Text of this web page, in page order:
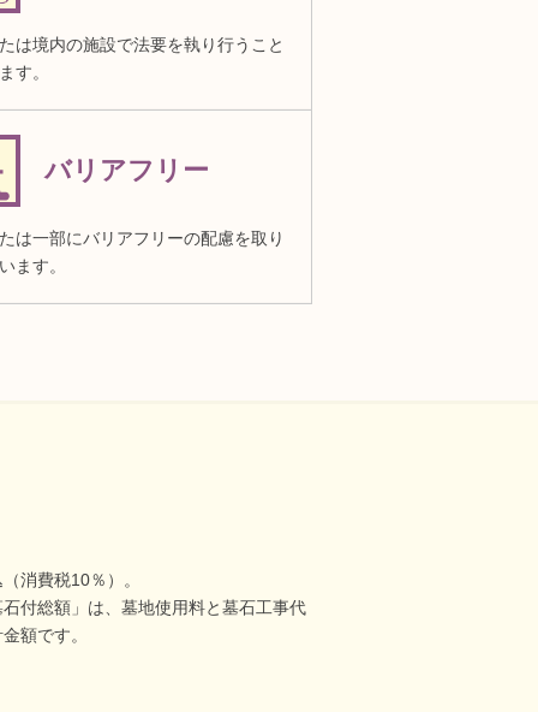
は境内の施設で法要を執り行うこと
す。
バリアフリー
は一部にバリアフリーの配慮を取り
ます。
消費税10％）。
付総額」は、墓地使用料と墓石工事代
額です。